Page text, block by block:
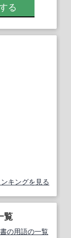
る
キングを見る
覧
の用語の一覧